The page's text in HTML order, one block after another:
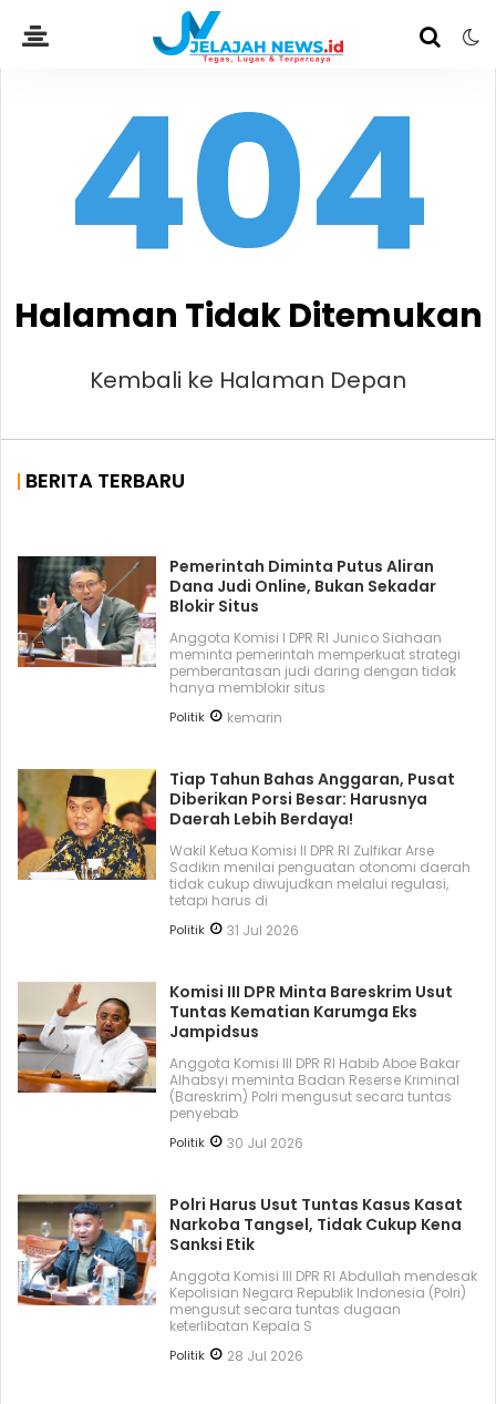
404
Halaman Tidak Ditemukan
Kembali ke Halaman Depan
BERITA TERBARU
Pemerintah Diminta Putus Aliran
Dana Judi Online, Bukan Sekadar
Blokir Situs
Anggota Komisi I DPR RI Junico Siahaan
meminta pemerintah memperkuat strategi
pemberantasan judi daring dengan tidak
hanya memblokir situs
Politik kemarin
Tiap Tahun Bahas Anggaran, Pusat
Diberikan Porsi Besar: Harusnya
Daerah Lebih Berdaya!
Wakil Ketua Komisi II DPR RI Zulfikar Arse
Sadikin menilai penguatan otonomi daerah
tidak cukup diwujudkan melalui regulasi,
tetapi harus di
Politik 31 Jul 2026
Komisi III DPR Minta Bareskrim Usut
Tuntas Kematian Karumga Eks
Jampidsus
Anggota Komisi III DPR RI Habib Aboe Bakar
Alhabsyi meminta Badan Reserse Kriminal
(Bareskrim) Polri mengusut secara tuntas
penyebab
Politik 30 Jul 2026
Polri Harus Usut Tuntas Kasus Kasat
Narkoba Tangsel, Tidak Cukup Kena
Sanksi Etik
Anggota Komisi III DPR RI Abdullah mendesak
Kepolisian Negara Republik Indonesia (Polri)
mengusut secara tuntas dugaan
keterlibatan Kepala S
Politik 28 Jul 2026